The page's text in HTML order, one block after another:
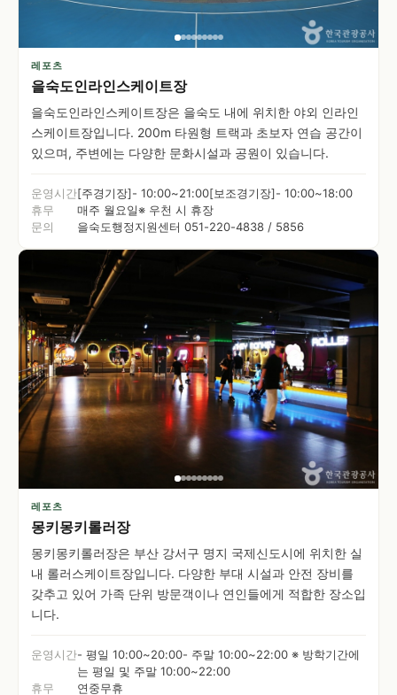
레포츠
을숙도인라인스케이트장
을숙도인라인스케이트장은 을숙도 내에 위치한 야외 인라인
스케이트장입니다. 200m 타원형 트랙과 초보자 연습 공간이
있으며, 주변에는 다양한 문화시설과 공원이 있습니다.
운영시간[주경기장]- 10:00~21:00[보조경기장]- 10:00~18:00
휴무
매주 월요일※ 우천 시 휴장
문의
을숙도행정지원센터 051-220-4838 / 5856
레포츠
몽키몽키롤러장
몽키몽키롤러장은 부산 강서구 명지 국제신도시에 위치한 실
내 롤러스케이트장입니다. 다양한 부대 시설과 안전 장비를
갖추고 있어 가족 단위 방문객이나 연인들에게 적합한 장소입
니다.
운영시간- 평일 10:00~20:00- 주말 10:00~22:00 ※ 방학기간에
는 평일 및 주말 10:00~22:00
휴무
연중무휴